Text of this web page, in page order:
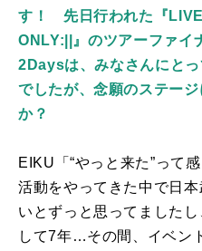
す！ 先日行われた『
ONLY:||』のツアーファイ
2Daysは、みなさんにと
でしたが、念願のステー
か？
EIKU「“やっと来た”って
活動をやってきた中で日
いとずっと思ってました
して7年…その間、イベン